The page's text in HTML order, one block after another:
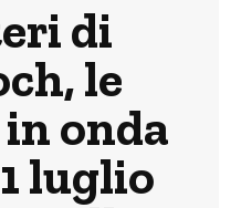
di
le
onda
luglio